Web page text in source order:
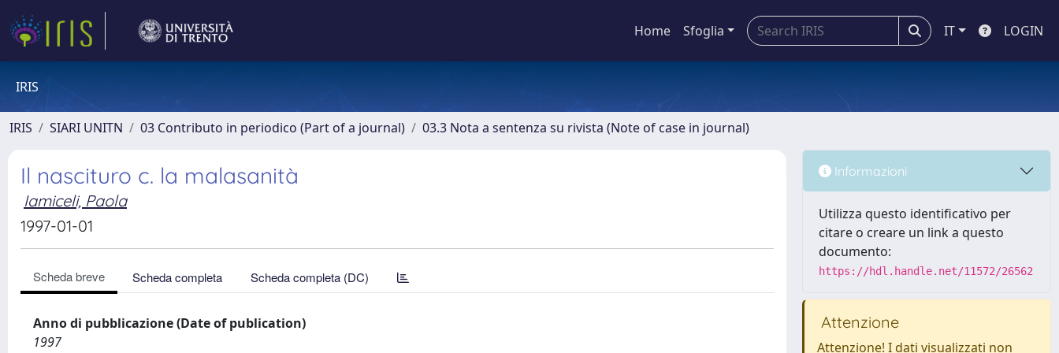
Home Sfoglia IT LOGIN
IRIS
IRIS SIARI UNITN 03 Contributo in periodico (Part of a journal) 03.3 Nota a sentenza su rivista (Note of case in journal)
Il nascituro c. la malasanità
Iamiceli, Paola
1997-01-01
Scheda breve Scheda completa Scheda completa (DC)
Anno di pubblicazione (Date of publication)
1997
Informazioni
Utilizza questo identificativo per
citare o creare un link a questo
documento:
https://hdl.handle.net/11572/26562
Attenzione
Attenzione! I dati visualizzati non